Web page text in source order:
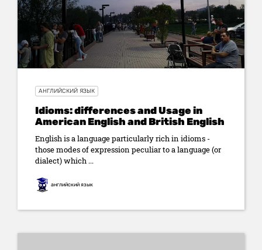
АНГЛИЙСКИЙ ЯЗЫК
Idioms: differences and Usage in
American English and British English
English is a language particularly rich in idioms -
those modes of expression peculiar to a language (or
dialect) which ...
английский язык